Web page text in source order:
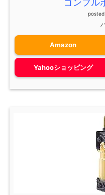
ゴンフル
Amazon
Yahooショッピング